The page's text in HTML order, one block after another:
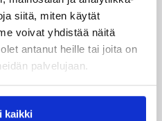
siitä, miten käytät
voivat yhdistää näitä
antanut heille tai joita on
palvelujaan.
kaikki